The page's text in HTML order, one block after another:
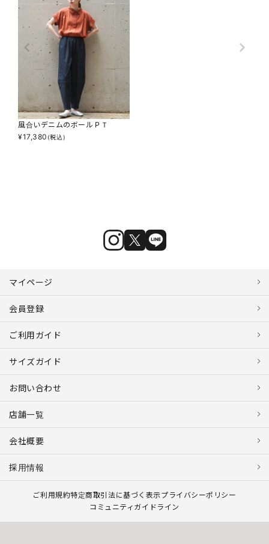
風合いデニムのボールＰＴ
¥17,380 (税込)
マイページ
会員登録
ご利用ガイド
サイズガイド
お問い合わせ
店舗一覧
会社概要
採用情報
ご利用規約特定商取引法に基づく表示プライバシーポリシー
コミュニティガイドライン